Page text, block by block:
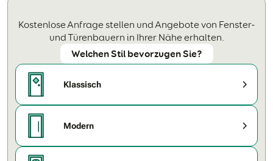
Kostenlose Anfrage stellen und Angebote von Fenster-
und Türenbauern in Ihrer Nähe erhalten.
Welchen Stil bevorzugen Sie?
Klassisch
Modern